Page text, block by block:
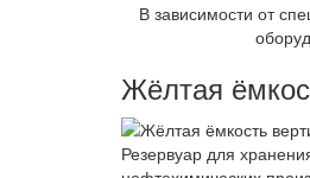
В зависимости от
Жёлтая
Резервуар для